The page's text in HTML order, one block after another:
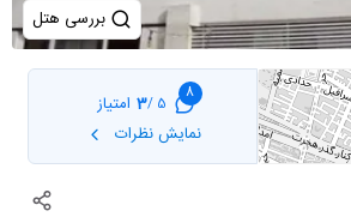
بررسی هتل
8
5 /
3 امتیاز
نمایش نظرات